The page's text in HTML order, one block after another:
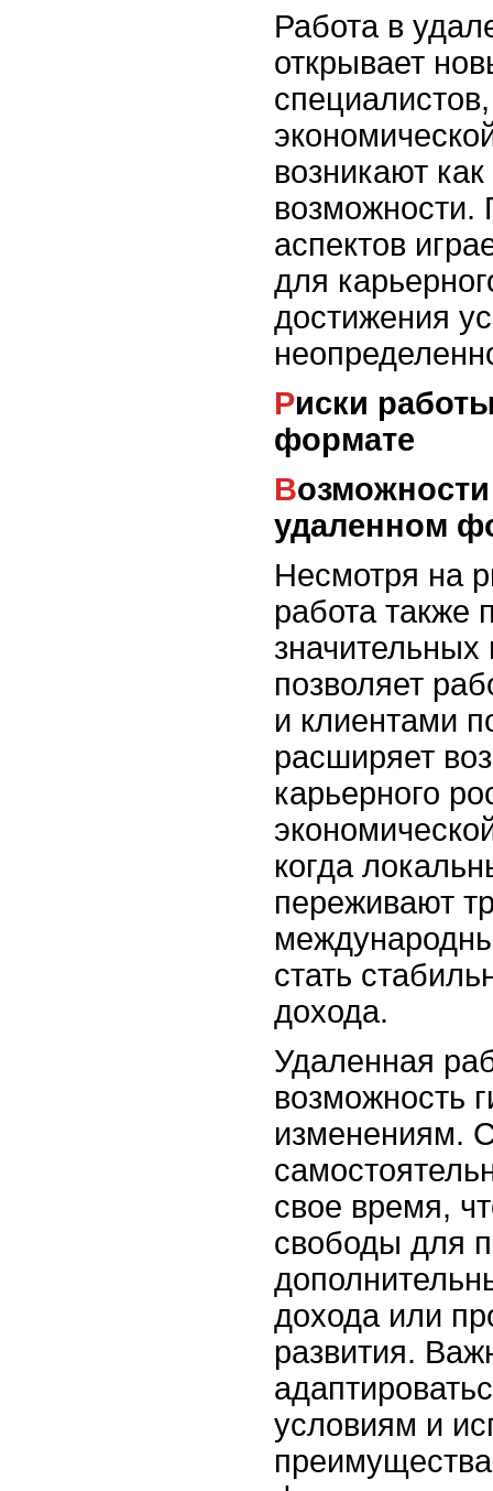
Работа в
открывает
возникают
возможности.
аспектов
для
достижения
Риски работы в удаленном
формате
Возможности работы в
удаленном
Несмотря на
работа также
позволяет
и клиентами
расширяет
карьерного
когда
переживают
стать
дохода.
Удаленная
возможность
изменениям.
свое время,
свободы для
дохода или
развития.
условиям и